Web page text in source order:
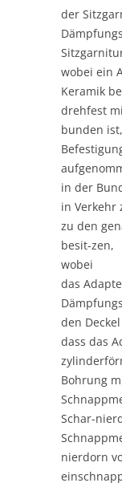
der
wobei ein
Keramik
drehfest
bunden
in der
in Verkehr
zu den
besit-zen,
wobei
das
den
dass das
Bohrung
Schar-
nierdorn